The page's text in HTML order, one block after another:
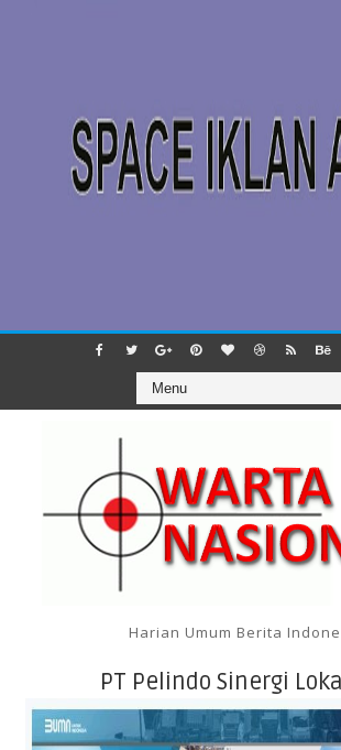
Harian Umum Berita
PT Pelindo Sinergi